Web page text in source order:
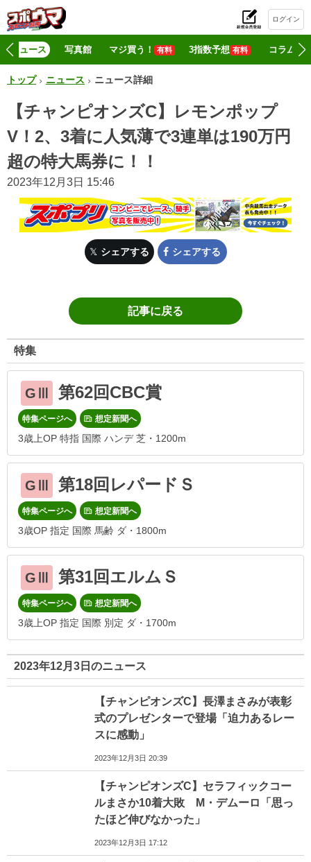
ログイン
ニュース 写真館 マジ買う！ 有料 3指数予想 有料 コラム
トップ ニュース ニュース詳細
【チャンピオンズC】レモンポップ
V！2、3着に人気薄で3連単は190万円
超の特大馬券に！！
2023年12月3日 15:46
シェアする シェアする
記事に戻る
特集
GⅢ 第62回CBC賞
特集ページへ 想定新聞へ
3歳上OP 特指 国際 ハンデ 芝・1200m
GⅢ 第18回レパードＳ
特集ページへ 想定新聞へ
3歳OP 指定 国際 馬齢 ダ・1800m
GⅢ 第31回エルムＳ
特集ページへ 想定新聞へ
3歳上OP 指定 国際 別定 ダ・1700m
2023年12月3日のニュース
【チャンピオンズC】長澤まさみが表彰
式のプレゼンターで登場「迫力あるレー
スに感動」
2023年12月3日 20:39
【チャンピオンズC】セラフィックコー
ルまさか10着大敗 M・デムーロ「思っ
たほど伸びなかった」
2023年12月3日 17:12